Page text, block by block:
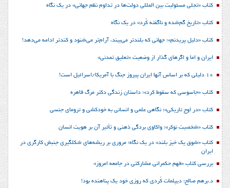
کتاب «تجلی مسئولیت بین المللی دولت‌ها در تداوم نظم جهانی» در یک نگاه
کتاب «تاریخ گم‌شده و ناگفته کُرد» در یک نگاه
کتاب «دلیل پریدنم»؛ جهانی که بلندتر می‌بیند، آرام‌تر می‌شنود و کندتر ادامه می‌دهد!
ایران و اما و اگرهای گذار از وضعیت «تعلیق تمدنی»
10 دلیلی که بر اساس آنها ایران پیروز جنگ با آمریکا/اسرائیل است!
کتاب «جاسوسی که سقوط کرد»؛ داستان زندگی دکتر مرگ قاهره
کتاب «در اوج تاریکی»؛ نگاهی علمی و انسانی به خودکشی و ترومای جنسی
کتاب «شخصیت نوکر»؛ واکاوی بردگی ذهنی و تأثیر آن بر هویت انسان
کتاب «شوق یک خیز بلند» در یک نگاه؛ مروری بر ریشه‌های شکل‎گیری جنبش کارگری در
ایران
بررسی کتاب «فهم حکمرانی مشارکتی در جامعه امروز»
د.برهم صالح؛ دیپلمات کُردی که روزی خود یک پناهنده بود!